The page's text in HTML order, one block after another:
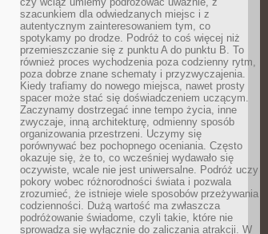
szacunkiem dla odwiedzanych miejsc i z
autentycznym zainteresowaniem tym, co
spotykamy po drodze. Podróż to coś więcej niż
przemieszczanie się z punktu A do punktu B. To
również proces wychodzenia poza codzienny rytm,
poza dobrze znane schematy i przyzwyczajenia.
Kiedy trafiamy do nowego miejsca, nawet prosty
spacer może stać się doświadczeniem uczącym.
Zaczynamy dostrzegać inne tempo życia, inne
zwyczaje, inną architekturę, odmienny sposób
organizowania przestrzeni. Uczymy się
porównywać bez pochopnego oceniania. Często
okazuje się, że to, co wcześniej wydawało się
oczywiste, wcale nie jest uniwersalne. Podróż uczy
pokory wobec różnorodności świata i pozwala
zrozumieć, że istnieje wiele sposobów przeżywania
codzienności. Dużą wartość ma zwłaszcza
podróżowanie świadome, czyli takie, które nie
sprowadza się wyłącznie do zaliczania atrakcji. W